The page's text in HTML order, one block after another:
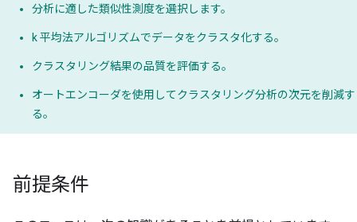
分析に適した類似性測度を選択します。
k 平均法アルゴリズムでデータをクラスタ化する。
クラスタリング結果の品質を評価する。
オートエンコーダを使用してクラスタリング分析の次元を削減す
る。
前提条件